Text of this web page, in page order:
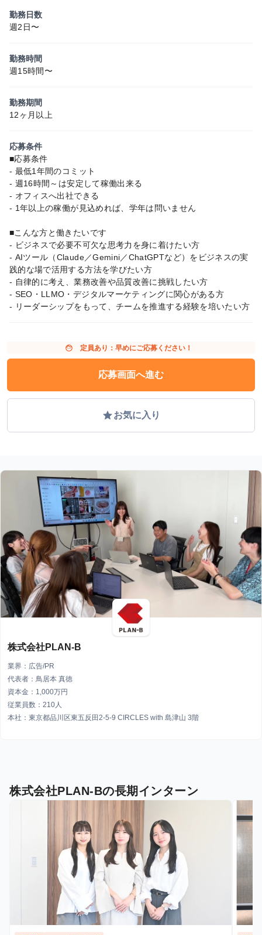
勤務日数
週2日〜
勤務時間
週15時間〜
勤務期間
12ヶ月以上
応募条件
■応募条件
- 最低1年間のコミット
- 週16時間～は安定して稼働出来る
- オフィスへ出社できる
- 1年以上の稼働が見込めれば、学年は問いません
■こんな方と働きたいです
- ビジネスで必要不可欠な思考力を身に着けたい方
- AIツール（Claude／Gemini／ChatGPTなど）をビジネスの実
践的な場で活用する方法を学びたい方
- 自律的に考え、業務改善や品質改善に挑戦したい方
- SEO・LLMO・デジタルマーケティングに関心がある方
- リーダーシップをもって、チームを推進する経験を培いたい方
face 定員あり：早めにご応募ください！
応募画面へ進む
gradeお気に入り
株式会社PLAN-B
業界：広告/PR
代表者：鳥居本 真徳
資本金：1,000万円
従業員数：210人
本社：東京都品川区東五反田2-5-9 CIRCLES with 島津山 3階
株式会社PLAN-Bの長期インターン